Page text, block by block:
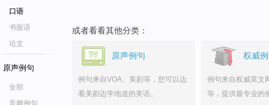
口语
书面语
论文
原声例句
全部
音频例句
或者看看其他分类：
原声例句
例句来自VOA、美剧等，您可以边
看美剧边学地道的美语。
权威
例句来自权威英文
等，提供最专业的